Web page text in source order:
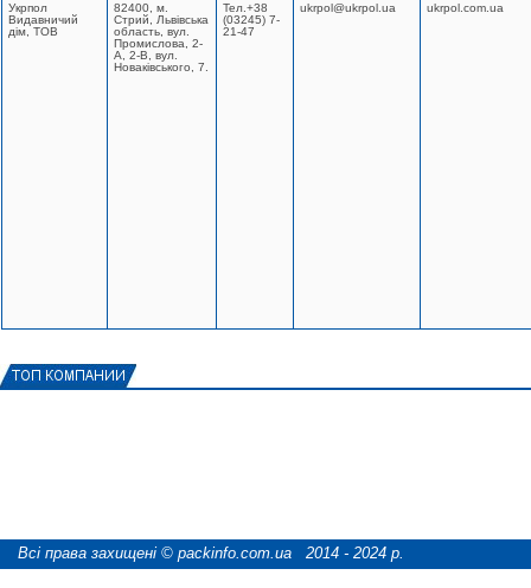
Укрпол
Видавничий
дім, ТОВ
82400, м.
Стрий, Львівська
область, вул.
Промислова, 2-
А, 2-В, вул.
Новаківського, 7.
Тел.+38
(03245) 7-
21-47
ukrpol@ukrpol.ua ukrpol.com.ua
Всі права захищені © packinfo.com.ua 2014 - 2024 р.